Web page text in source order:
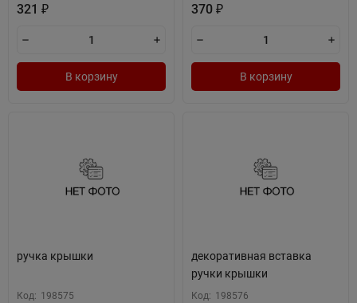
321 ₽
В корзину
370 ₽
В корзину
ручка крышки
Код: 198575
декоративная вставка
ручки крышки
Код: 198576